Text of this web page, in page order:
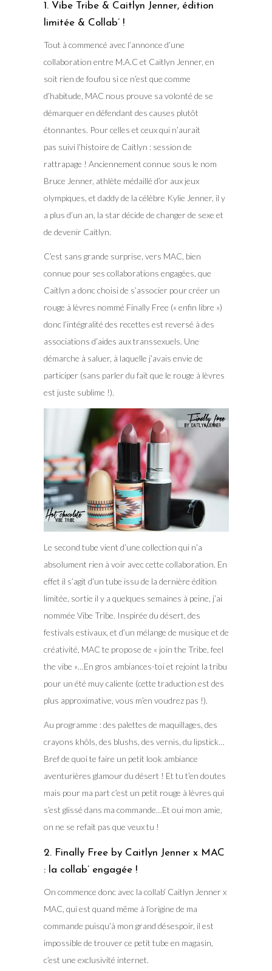
1. Vibe Tribe & Caitlyn Jenner, édition
limitée & Collab’ !
Tout à commencé avec l’annonce d’une
collaboration entre M.A.C et Caitlyn Jenner, en
soit rien de foufou si ce n’est que comme
d’habitude, MAC nous prouve sa volonté de se
démarquer en défendant des causes plutôt
étonnantes. Pour celles et ceux qui n’aurait
pas suivi l’histoire de Caitlyn : session de
rattrapage ! Anciennement connue sous le nom
Bruce Jenner, athlète médaillé d’or aux jeux
olympiques, et daddy de la célèbre Kylie Jenner, il y
a plus d’un an, la star décide de changer de sexe et
de devenir Caitlyn.
C’est sans grande surprise, vers MAC, bien
connue pour ses collaborations engagées, que
Caitlyn a donc choisi de s’associer pour créer un
rouge à lèvres nommé Finally Free (« enfin libre »)
donc l’intégralité des recettes est reversé à des
associations d’aides aux transsexuels. Une
démarche à saluer, à laquelle j’avais envie de
participer (sans parler du fait que le rouge à lèvres
est juste sublime !).
Le second tube vient d’une collection qui n’a
absolument rien à voir avec cette collaboration. En
effet il s’agit d’un tube issu de la dernière édition
limitée, sortie il y a quelques semaines à peine, j’ai
nommée Vibe Tribe. Inspirée du désert, des
festivals estivaux, et d’un mélange de musique et de
créativité, MAC te propose de « join the Tribe, feel
the vibe »…En gros ambiances-toi et rejoint la tribu
pour un été muy caliente (cette traduction est des
plus approximative, vous m’en voudrez pas !).
Au programme : des palettes de maquillages, des
crayons khôls, des blushs, des vernis, du lipstick…
Bref de quoi te faire un petit look ambiance
aventurières glamour du désert ! Et tu t’en doutes
mais pour ma part c’est un petit rouge à lèvres qui
s’est glissé dans ma commande…Et oui mon amie,
on ne se refait pas que veux tu !
2. Finally Free by Caitlyn Jenner x MAC
: la collab’ engagée !
On commence donc avec la collab’ Caitlyn Jenner x
MAC, qui est quand même à l’origine de ma
commande puisqu’à mon grand désespoir, il est
impossible de trouver ce petit tube en magasin,
c’est une exclusivité internet.